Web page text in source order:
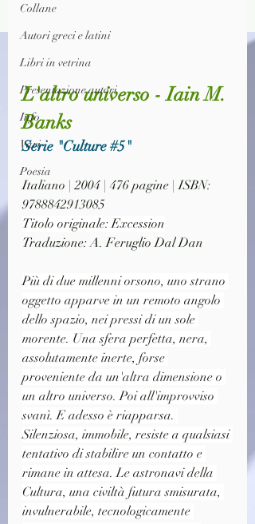
Collane
Autori greci e latini
Libri in vetrina
Presentazione autori
Info
Vari
Poesia
L'altro universo - Iain M.
Banks
Serie "Culture #5"
Italiano | 2004 | 476 pagine | ISBN:
9788842913085
Titolo originale: Excession
Traduzione: A. Feruglio Dal Dan
Più di due millenni orsono, uno strano
oggetto apparve in un remoto angolo
dello spazio, nei pressi di un sole
morente. Una sfera perfetta, nera,
assolutamente inerte, forse
proveniente da un'altra dimensione o
un altro universo. Poi all'improvviso
svanì. E adesso è riapparsa.
Silenziosa, immobile, resiste a qualsiasi
tentativo di stabilire un contatto e
rimane in attesa. Le astronavi della
Cultura, una civiltà futura smisurata,
invulnerabile, tecnologicamente